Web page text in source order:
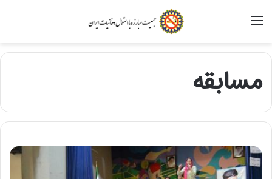
مسابقه